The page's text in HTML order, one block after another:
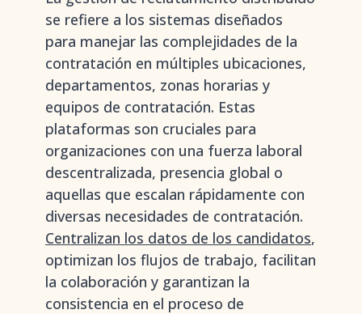
se refiere a los sistemas diseñados
para manejar las complejidades de la
contratación en múltiples ubicaciones,
departamentos, zonas horarias y
equipos de contratación. Estas
plataformas son cruciales para
organizaciones con una fuerza laboral
descentralizada, presencia global o
aquellas que escalan rápidamente con
diversas necesidades de contratación.
Centralizan los datos de los candidatos,
optimizan los flujos de trabajo, facilitan
la colaboración y garantizan la
consistencia en el proceso de